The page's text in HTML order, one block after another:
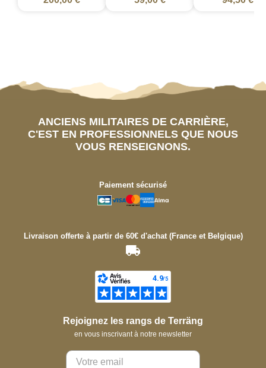
ANCIENS MILITAIRES DE CARRIÈRE,
C'EST EN PROFESSIONNELS QUE NOUS
VOUS RENSEIGNONS.
Paiement sécurisé
Livraison offerte à partir de 60€ d'achat (France et Belgique)
Rejoignez les rangs de Terräng
en vous inscrivant à notre newsletter